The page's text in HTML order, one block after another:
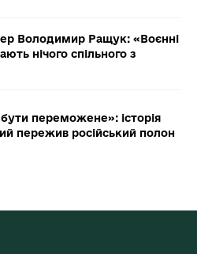
Володимир Ращук: «Воєнні
нічого спільного з
переможене»: історія
пережив російський полон